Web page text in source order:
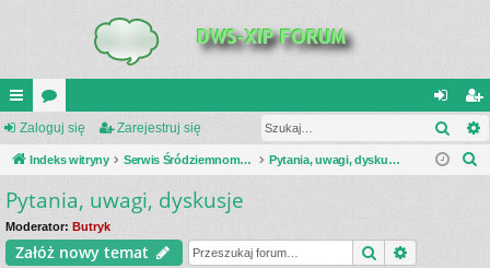
UI
C
K
_L
IN
or
a
al
og
ar
ej
Zaloguj się Zarejestruj się
Indeks witryny Serwis Śródziemnomorski Teatr Działań Wojennych Pytania, uwagi, dyskusje
Pytania, uwagi, dyskusje
Moderator: Butryk
Załóż nowy temat Szukaj